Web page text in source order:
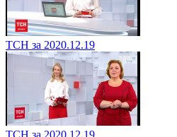
ТСН за 2020.12.19
ТСН за 2020.12.19